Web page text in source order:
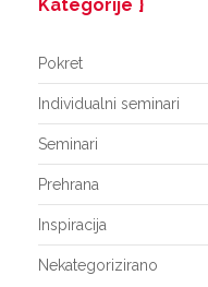
Kategorije
Pokret
Individualni seminari
Seminari
Prehrana
Inspiracija
Nekategorizirano